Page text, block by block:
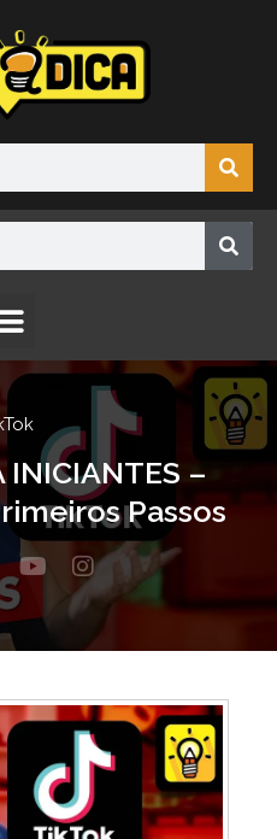
Menu
INICIANTES –
Passos
Y
u
e
I
n
s
r
a
m